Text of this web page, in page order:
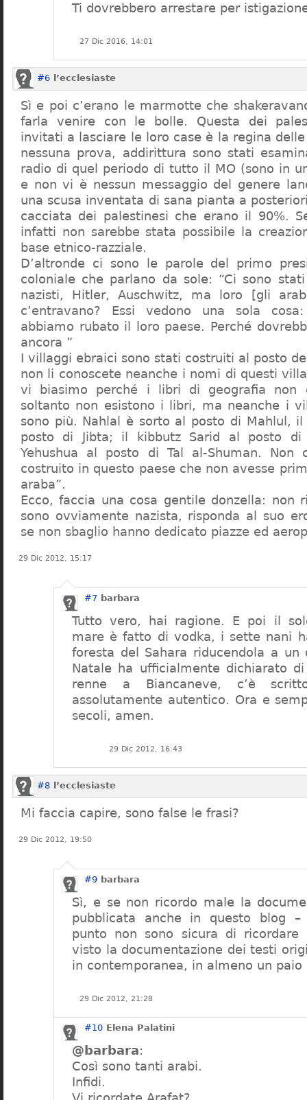
Ti dovrebbero arrestare per
27 Dic 2016, 14:01
#6 l’ecclesiaste
Sì e poi c’erano le marmotte che
farla venire con le bolle. Questa dei
invitati a lasciare le loro case è la regina
nessuna prova, addirittura sono stati
radio di quel periodo di tutto il MO (sono in
e non vi è nessun messaggio del genere
una scusa inventata di sana pianta a
cacciata dei palestinesi che erano il 90%.
infatti non sarebbe stata possibile la
base etnico-razziale.
D’altronde ci sono le parole del primo
coloniale che parlano da sole: “Ci sono
nazisti, Hitler, Auschwitz, ma loro [gli
c’entravano? Essi vedono una sola
abbiamo rubato il loro paese. Perché
ancora ”
I villaggi ebraici sono stati costruiti al posto
non li conoscete neanche i nomi di questi
vi biasimo perché i libri di geografia non
soltanto non esistono i libri, ma neanche i
sono più. Nahlal è sorto al posto di Mahlul,
posto di Jibta; il kibbutz Sarid al posto di
Yehushua al posto di Tal al-Shuman. Non
costruito in questo paese che non avesse
araba”.
Ecco, faccia una cosa gentile donzella: non
sono ovviamente nazista, risponda al suo
se non sbaglio hanno dedicato piazze ed
29 Dic 2012, 15:17
#7 barbara
Tutto vero, hai ragione. E poi il
mare è fatto di vodka, i sette nani
foresta del Sahara riducendola a un
Natale ha ufficialmente dichiarato
renne a Biancaneve, c’è
assolutamente autentico. Ora e
secoli, amen.
29 Dic 2012, 16:43
#8 l’ecclesiaste
Mi faccia capire, sono false le frasi?
29 Dic 2012, 19:50
#9 barbara
Sì, e se non ricordo male la
pubblicata anche in questo blog
punto non sono sicura di ricordare
visto la documentazione dei testi
in contemporanea, in almeno un paio
29 Dic 2012, 21:28
#10 Elena Palatini
@barbara:
Così sono tanti arabi.
Infidi.